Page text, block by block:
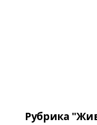
Рубрика